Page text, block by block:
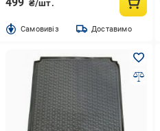
₴/шт.
Cамовивіз Доставимо